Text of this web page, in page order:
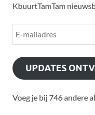
KbuurtTamTam
UPDATES
Voeg je bij 746 andere